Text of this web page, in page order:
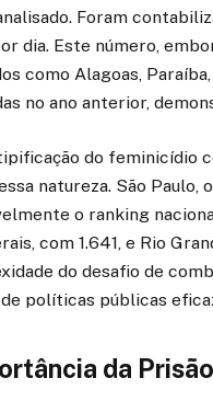
Foram
dia. Este número,
como Alagoas,
no ano anterior,
do feminicídio
natureza. São Paulo,
o ranking
com 1.641, e Rio
do desafio de
políticas públicas
da